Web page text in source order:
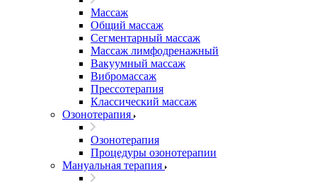
Массаж
Общий массаж
Сегментарный массаж
Массаж лимфодренажный
Вакуумный массаж
Вибромассаж
Прессотерапия
Классический массаж
Озонотерапия
Озонотерапия
Процедуры озонотерапии
Мануальная терапия